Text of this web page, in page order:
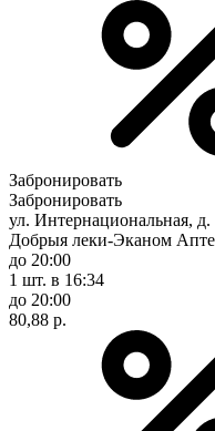
Забронировать
Забронировать
ул. Интернациональная,
Добрыя леки-Эканом
до 20:00
1 шт. в 16:34
до 20:00
80,88 р.